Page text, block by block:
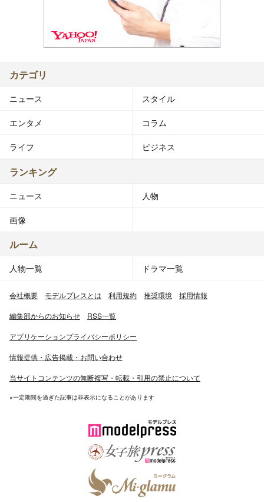
カテゴリ
ニュース スタイル
エンタメ コラム
ライフ ビジネス
ランキング
ニュース 人物
画像
ルーム
人物一覧 ドラマ一覧
会社概要 モデルプレスとは 利用規約 推奨環境 採用情報
編集部からのお知らせ RSS一覧
アプリケーションプライバシーポリシー
情報提供・広告掲載・お問い合わせ
当サイトコンテンツの無断複写・転載・引用の禁止について
※一定期間を過ぎた記事は非表示になることがあります